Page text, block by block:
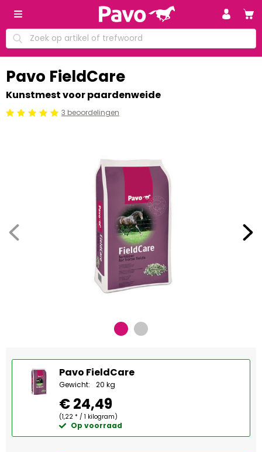
Pavo FieldCare
Kunstmest voor paardenweide
Beoordeling: 5/5 3 beoordelingen
Pavo FieldCare
Gewicht: 20 kg
€ 24,49
(1,22 * / 1 kilogram)
Op voorraad